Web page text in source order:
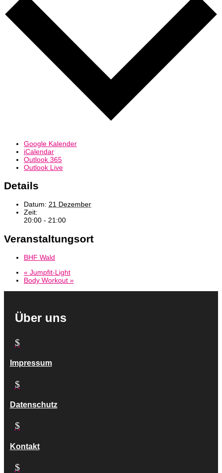
Google Kalender
iCalendar
Outlook 365
Outlook Live
Details
Datum: 21 Dezember
Zeit:
20:00 - 21:00
Veranstaltungsort
BHF Wald
« Jumpfit-Light
Body Workout »
Über uns
$
Impressum
$
Datenschutz
$
Kontakt
$